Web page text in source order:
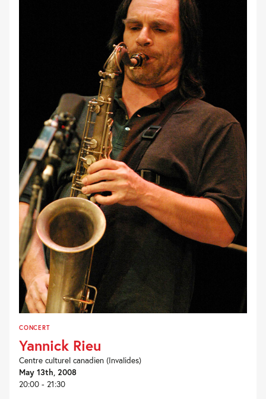
CONCERT
Yannick Rieu
Centre culturel canadien (Invalides)
May 13th, 2008
20:00 - 21:30